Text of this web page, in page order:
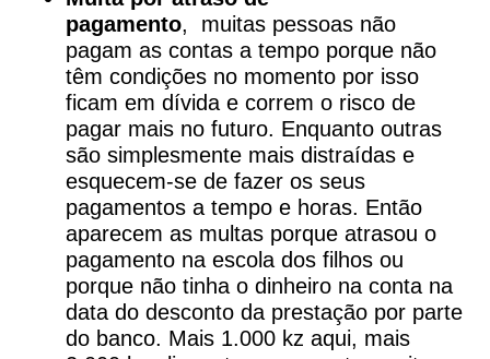
pagamento,
muitas pessoas não
pagam as contas a tempo porque não
têm condições no momento por isso
ficam em dívida e correm o risco de
pagar mais no futuro. Enquanto outras
são simplesmente mais distraídas e
esquecem-se de fazer os seus
pagamentos a tempo e horas. Então
aparecem as multas porque atrasou o
pagamento na escola dos filhos ou
porque não tinha o dinheiro na conta na
data do desconto da prestação por parte
do banco. Mais 1.000 kz aqui, mais